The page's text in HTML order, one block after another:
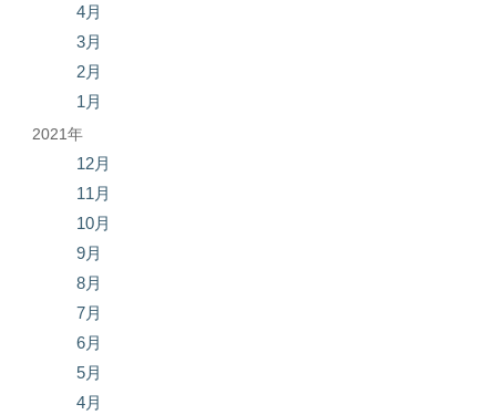
4月
3月
2月
1月
2021年
12月
11月
10月
9月
8月
7月
6月
5月
4月